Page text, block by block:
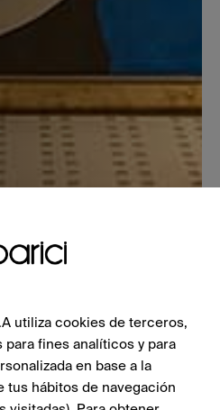
utiliza cookies de terceros,
fines analíticos y para
en base a la
hábitos de navegación